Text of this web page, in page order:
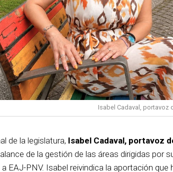
Isabel Cadaval, portavoz
de la legislatura, Isabel Cadaval, portavoz
de la gestión de las áreas dirigidas por
EAJ-PNV. Isabel reivindica la aportación